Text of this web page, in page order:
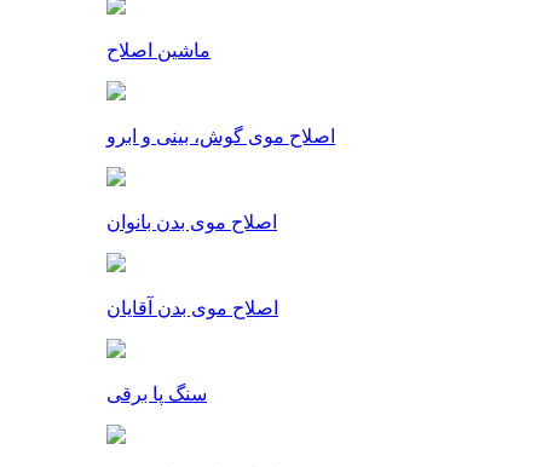
ماشین اصلاح
اصلاح موی گوش، بینی و ابرو
اصلاح موی بدن بانوان
اصلاح موی بدن آقایان
سنگ پا برقی